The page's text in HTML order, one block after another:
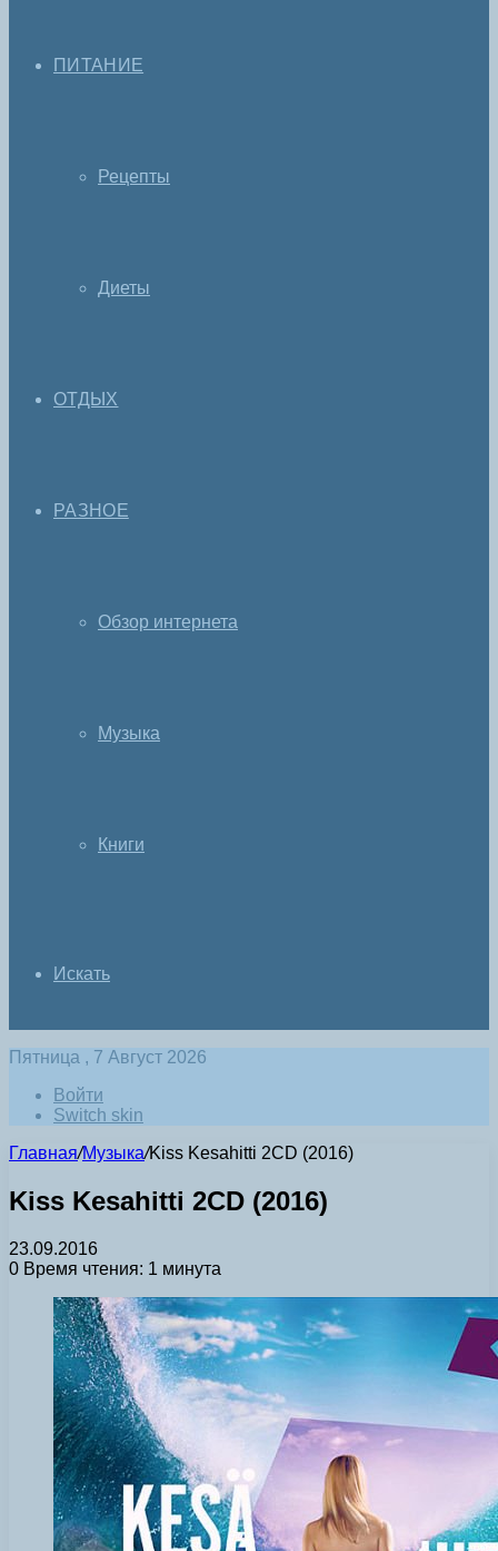
ПИТАНИЕ
Рецепты
Диеты
ОТДЫХ
РАЗНОЕ
Обзор интернета
Музыка
Книги
Искать
Пятница , 7 Август 2026
Войти
Switch skin
Главная/Музыка/Kiss Kesahitti 2CD (2016)
Kiss Kesahitti 2CD (2016)
23.09.2016
0 Время чтения: 1 минута